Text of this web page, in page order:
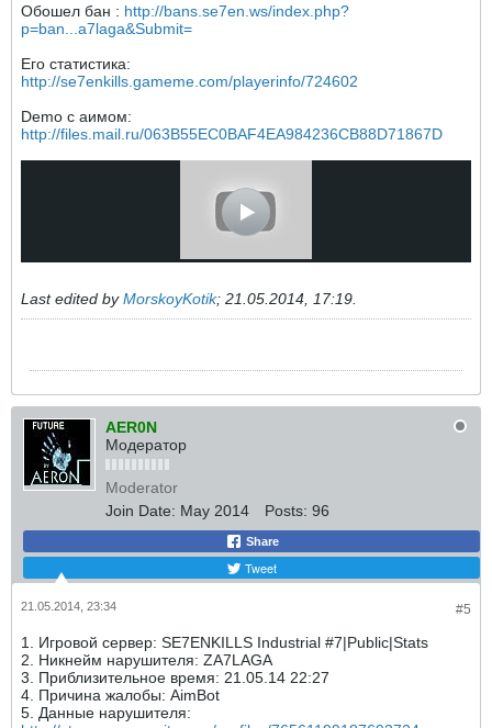
Обошел бан : http://bans.se7en.ws/index.php?
p=ban...a7laga&Submit=
Его статистика:
http://se7enkills.gameme.com/playerinfo/724602
Demo с аимом:
http://files.mail.ru/063B55EC0BAF4EA984236CB88D71867D
Last edited byMorskoyKotik; 21.05.2014, 17:19
AER0N
Модератор
Moderator
Join Date: May 2014 Posts: 96
Share
Tweet
#5
21.05.2014, 23:34
1. Игровой сервер: SE7ENKILLS Industrial #7|Public|Stats
2. Никнейм нарушителя: ZA7LAGA
3. Приблизительное время: 21.05.14 22:27
4. Причина жалобы: AimBot
5. Данные нарушителя: